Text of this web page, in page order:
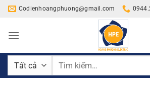
Bỏ
nội
Codienhoangphuong@gmail.com
Tìm